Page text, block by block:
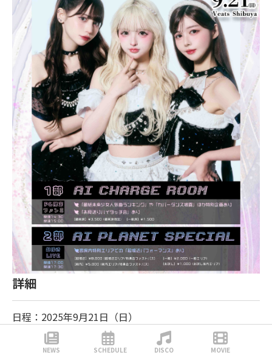
詳細
日程：2025年9月21日（日）
会場：Veats Shibuya（東京都渋谷区宇田川町３３−１ グ
ランド東京渋谷ビル）
NEWS SCHEDULE DISCO MOVIE